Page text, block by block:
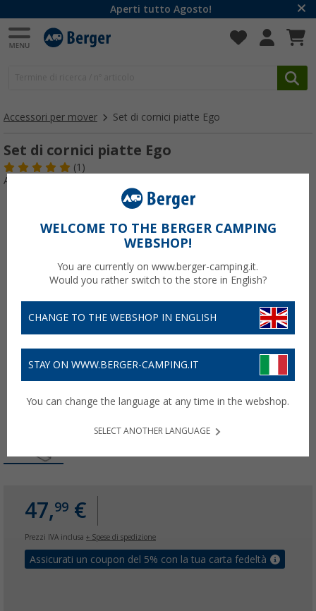
Aperti tutto Agosto!
Accessori per mover Set di cornici piatte Ego
Set di cornici piatte Ego
(1)
Articolo n: 106570
47,99 €
Prezzi IVA inclusa + Spese di spedizione
Assicurati un coupon del 5% con la tua carta fedeltà
WELCOME TO THE BERGER CAMPING
WEBSHOP!
You are currently on www.berger-camping.it.
Would you rather switch to the store in English?
CHANGE TO THE WEBSHOP IN ENGLISH
STAY ON WWW.BERGER-CAMPING.IT
You can change the language at any time in the webshop.
SELECT ANOTHER LANGUAGE